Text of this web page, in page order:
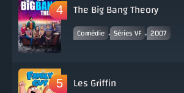
The Big Bang Theory
Comédie , Séries VF , 2007
Les Griffin